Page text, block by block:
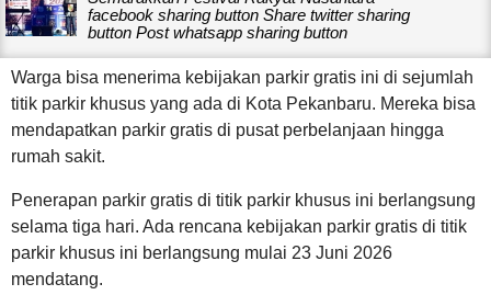
facebook sharing button Share twitter sharing
button Post whatsapp sharing button
Warga bisa menerima kebijakan parkir gratis ini di sejumlah
titik parkir khusus yang ada di Kota Pekanbaru. Mereka bisa
mendapatkan parkir gratis di pusat perbelanjaan hingga
rumah sakit.
Penerapan parkir gratis di titik parkir khusus ini berlangsung
selama tiga hari. Ada rencana kebijakan parkir gratis di titik
parkir khusus ini berlangsung mulai 23 Juni 2026
mendatang.